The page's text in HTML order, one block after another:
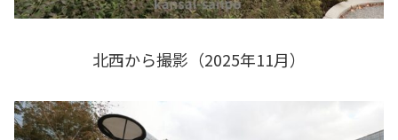
北西から撮影（2025年11月）